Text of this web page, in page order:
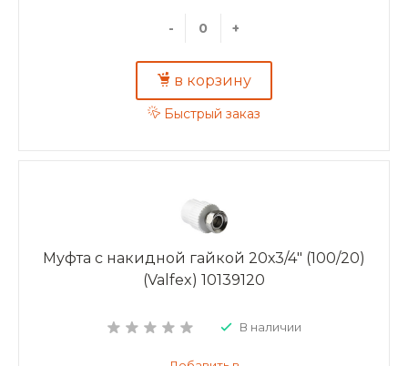
- +
в корзину
Быстрый заказ
Муфта с накидной гайкой 20х3/4" (100/20)
(Valfex) 10139120
В наличии